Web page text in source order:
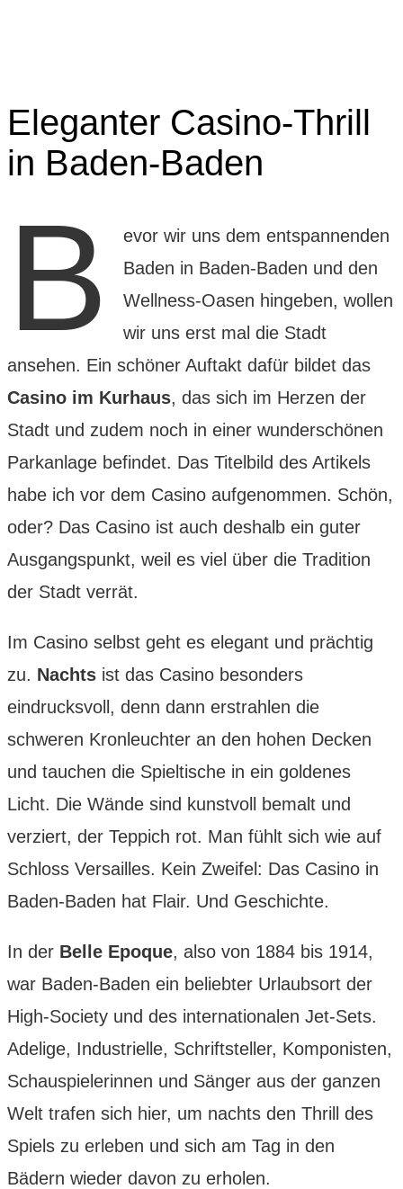
Eleganter Casino-Thrill
in Baden-Baden
B
evor wir uns dem entspannenden
Baden in Baden-Baden und den
Wellness-Oasen hingeben, wollen
wir uns erst mal die Stadt
ansehen. Ein schöner Auftakt dafür bildet das
Casino im Kurhaus, das sich im Herzen der
Stadt und zudem noch in einer wunderschönen
Parkanlage befindet. Das Titelbild des Artikels
habe ich vor dem Casino aufgenommen. Schön,
oder? Das Casino ist auch deshalb ein guter
Ausgangspunkt, weil es viel über die Tradition
der Stadt verrät.
Im Casino selbst geht es elegant und prächtig
zu. Nachts ist das Casino besonders
eindrucksvoll, denn dann erstrahlen die
schweren Kronleuchter an den hohen Decken
und tauchen die Spieltische in ein goldenes
Licht. Die Wände sind kunstvoll bemalt und
verziert, der Teppich rot. Man fühlt sich wie auf
Schloss Versailles. Kein Zweifel: Das Casino in
Baden-Baden hat Flair. Und Geschichte.
In der Belle Epoque, also von 1884 bis 1914,
war Baden-Baden ein beliebter Urlaubsort der
High-Society und des internationalen Jet-Sets.
Adelige, Industrielle, Schriftsteller, Komponisten,
Schauspielerinnen und Sänger aus der ganzen
Welt trafen sich hier, um nachts den Thrill des
Spiels zu erleben und sich am Tag in den
Bädern wieder davon zu erholen.